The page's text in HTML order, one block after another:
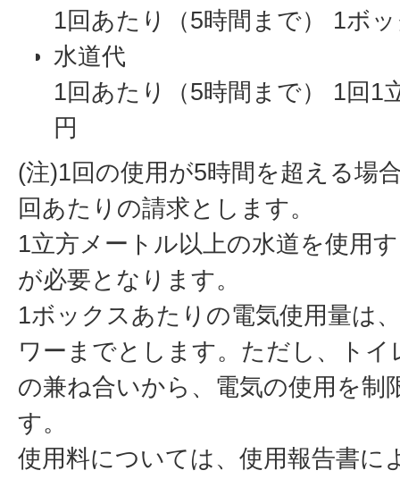
1回あたり（5時間まで） 1ボ
水道代
1回あたり（5時間まで） 1回1
円
(注)1回の使用が5時間を超える場
回あたりの請求とします。
1立方メートル以上の水道を使用
が必要となります。
1ボックスあたりの電気使用量は
ワーまでとします。ただし、トイ
の兼ね合いから、電気の使用を制
す。
使用料については、使用報告書に